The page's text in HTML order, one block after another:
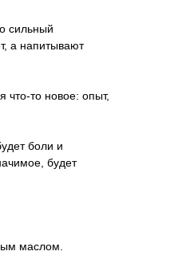
сильный
а напитывают
что-то новое: опыт,
боли и
будет
маслом.